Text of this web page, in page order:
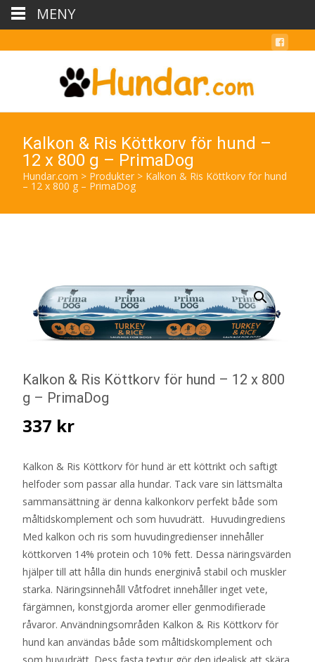
Kalkon & Ris Köttkorv för hund –
12 x 800 g – PrimaDog
Hundar.com > Produkter > Kalkon & Ris Köttkorv för hund
– 12 x 800 g – PrimaDog
Kalkon & Ris Köttkorv för hund – 12 x 800
g – PrimaDog
337 kr
Kalkon & Ris Köttkorv för hund är ett köttrikt och saftigt
helfoder som passar alla hundar. Tack vare sin lättsmälta
sammansättning är denna kalkonkorv perfekt både som
måltidskomplement och som huvudrätt. Huvudingrediens
Med kalkon och ris som huvudingredienser innehåller
köttkorven 14% protein och 10% fett. Dessa näringsvärden
hjälper till att hålla din hunds energinivå stabil och muskler
starka. Näringsinnehåll Våtfodret innehåller inget vete,
färgämnen, konstgjorda aromer eller genmodifierade
råvaror. Användningsområden Kalkon & Ris Köttkorv för
hund kan användas både som måltidskomplement och
MENY